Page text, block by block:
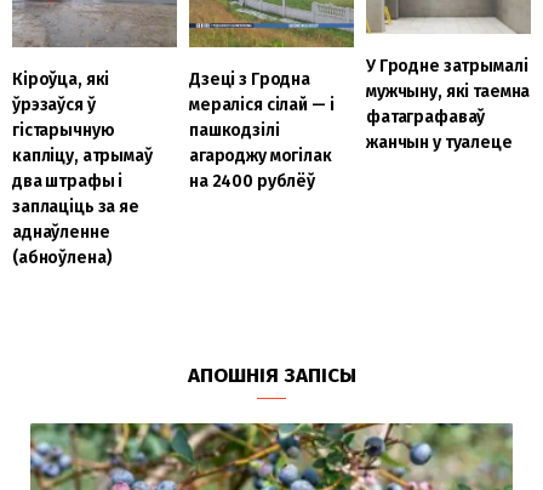
Кіроўца, які
ўрэзаўся ў
гістарычную
капліцу, атрымаў
два штрафы і
заплаціць за яе
аднаўленне
(абноўлена)
Дзеці з Гродна
мераліся сілай — і
пашкодзілі
агароджу могілак
на 2400 рублёў
У Гродне затрымалі
мужчыну, які таемна
фатаграфаваў
жанчын у туалеце
АПОШНІЯ ЗАПІСЫ